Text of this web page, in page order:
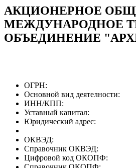
АКЦИОНЕРНОЕ
МЕЖДУНАРОДНОЕ
ОБЪЕДИНЕНИЕ
ОГРН:
Основной вид деятелности:
ИНН/КПП:
Уставный капитал:
Юридический адрес:
ОКВЭД:
Справочник ОКВЭД:
Цифровой код ОКОПФ: